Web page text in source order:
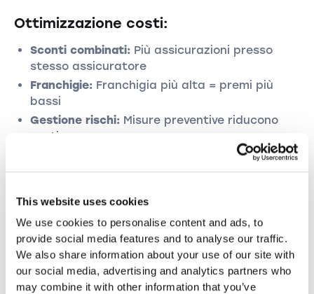
This website uses cookies
We use cookies to personalise content and ads, to
provide social media features and to analyse our traffic.
We also share information about your use of our site with
our social media, advertising and analytics partners who
may combine it with other information that you’ve
Ottimizzazione costi:
Sconti combinati: Più assicurazioni presso
stesso assicuratore
Franchigie: Franchigia più alta = premi più
bassi
Gestione rischi: Misure preventive riducono
costi
Verifica annuale coperture
prezzo
Servizio:Valutare gestione sinistri
Flessibilità:Verificare possibilità
adeguamento